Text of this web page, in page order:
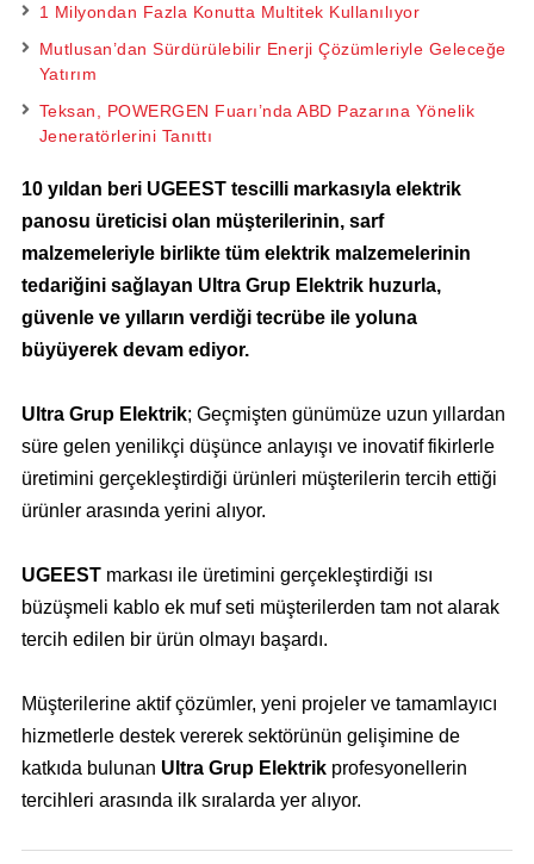
1 Milyondan Fazla Konutta Multitek Kullanılıyor
Mutlusan’dan Sürdürülebilir Enerji Çözümleriyle Geleceğe
Yatırım
Teksan, POWERGEN Fuarı’nda ABD Pazarına Yönelik
Jeneratörlerini Tanıttı
10 yıldan beri UGEEST tescilli markasıyla elektrik
panosu üreticisi olan müşterilerinin, sarf
malzemeleriyle birlikte tüm elektrik malzemelerinin
tedariğini sağlayan Ultra Grup Elektrik huzurla,
güvenle ve yılların verdiği tecrübe ile yoluna
büyüyerek devam ediyor.
Ultra Grup Elektrik; Geçmişten günümüze uzun yıllardan
süre gelen yenilikçi düşünce anlayışı ve inovatif fikirlerle
üretimini gerçekleştirdiği ürünleri müşterilerin tercih ettiği
ürünler arasında yerini alıyor.
UGEESTmarkası ile üretimini gerçekleştirdiği ısı
büzüşmeli kablo ek muf seti müşterilerden tam not alarak
tercih edilen bir ürün olmayı başardı.
Müşterilerine aktif çözümler, yeni projeler ve tamamlayıcı
hizmetlerle destek vererek sektörünün gelişimine de
katkıda bulunan Ultra Grup Elektrikprofesyonellerin
tercihleri arasında ilk sıralarda yer alıyor.